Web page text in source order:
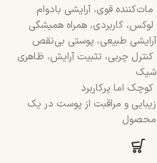
مات‌کننده قوی، آرایشی بادوام
لوکس، کاربردی، همراه همیشگی
آرایشی طبیعی، پوستی بی‌نقص
کنترل چربی، تثبیت آرایش، ظاهری
شیک
کوچک اما پرکاربرد
زیبایی و مراقبت از پوست در یک
محصول